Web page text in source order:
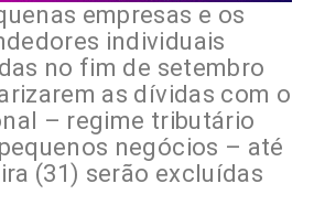
empresas e os
individuais
no fim de setembro
as dívidas com o
– regime tributário
negócios – até
(31) serão excluídas